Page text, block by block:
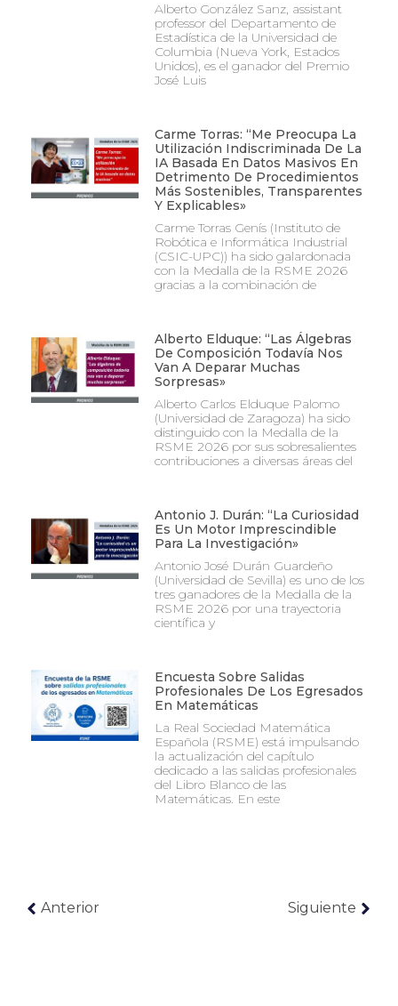
Alberto González Sanz, assistant
professor del Departamento de
Estadística de la Universidad de
Columbia (Nueva York, Estados
Unidos), es el ganador del Premio
José Luis
Carme Torras: “Me Preocupa La
Utilización Indiscriminada De La
IA Basada En Datos Masivos En
Detrimento De Procedimientos
Más Sostenibles, Transparentes
Y Explicables»
Carme Torras Genís (Instituto de
Robótica e Informática Industrial
(CSIC-UPC)) ha sido galardonada
con la Medalla de la RSME 2026
gracias a la combinación de
Alberto Elduque: “Las Álgebras
De Composición Todavía Nos
Van A Deparar Muchas
Sorpresas»
Alberto Carlos Elduque Palomo
(Universidad de Zaragoza) ha sido
distinguido con la Medalla de la
RSME 2026 por sus sobresalientes
contribuciones a diversas áreas del
Antonio J. Durán: “La Curiosidad
Es Un Motor Imprescindible
Para La Investigación»
Antonio José Durán Guardeño
(Universidad de Sevilla) es uno de los
tres ganadores de la Medalla de la
RSME 2026 por una trayectoria
científica y
Encuesta Sobre Salidas
Profesionales De Los Egresados
En Matemáticas
La Real Sociedad Matemática
Española (RSME) está impulsando
la actualización del capítulo
dedicado a las salidas profesionales
del Libro Blanco de las
Matemáticas. En este
Anterior Siguiente